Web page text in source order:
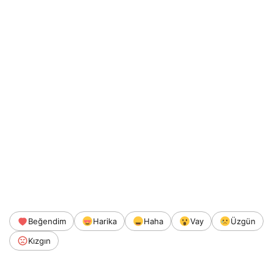
Beğendim Harika Haha Vay
Üzgün
Kızgın